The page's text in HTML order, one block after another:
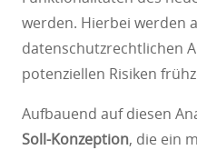
werden. Hierbei werden
datenschutzrechtlichen
potenziellen Risiken
Aufbauend auf diesen
Soll-Konzeption, die ein